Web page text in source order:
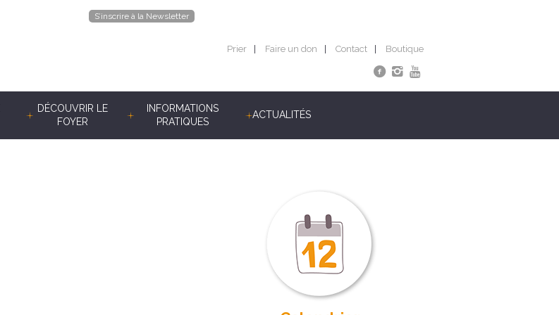
S’inscrire à la Newsletter
Prier Faire un don Contact Boutique
DÉCOUVRIR LE
FOYER
INFORMATIONS
PRATIQUES
ACTUALITÉS